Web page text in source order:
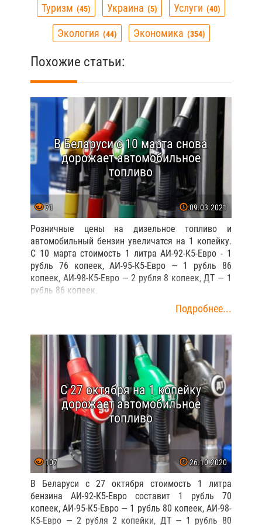
Туризм 45 Украина 5 Услуги 40
Экология 44 Экономика 354
Похожие статьи:
В Беларуси с 10 марта снова
дорожает автомобильное
топливо
71 09.03.2021
Розничные цены на дизельное топливо и
автомобильный бензин увеличатся на 1 копейку.
С 10 марта стоимость 1 литра АИ-92-К5-Евро - 1
рубль 76 копеек, АИ-95-К5-Евро — 1 рубль 86
копеек, АИ-98-К5-Евро — 2 рубля 8 копеек, ДТ — 1
рубль 86 копеек.
Подробнее...
С 27 октября на 1 копейку
дорожает автомобильное
топливо
107 26.10.2020
В Беларуси с 27 октября стоимость 1 литра
бензина АИ-92-К5-Евро составит 1 рубль 70
копеек, АИ-95-К5-Евро — 1 рубль 80 копеек, АИ-98-
К5-Евро — 2 рубля 2 копейки, ДТ — 1 рубль 80